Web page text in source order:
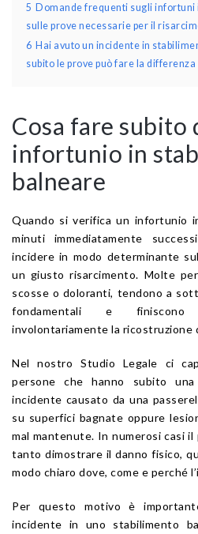
5 Domande frequenti sugli
sulle prove necessarie per il
6 Hai avuto un incidente in
subito le prove può fare la differenza
Cosa fare subito
infortunio in
balneare
Quando si verifica un infortunio
minuti immediatamente
incidere in modo determinante
un giusto risarcimento. Molte
scosse o doloranti, tendono a
fondamentali e finiscono
involontariamente la ricostruzione
Nel nostro Studio Legale ci
persone che hanno subito
incidente causato da una
su superfici bagnate oppure
mal mantenute. In numerosi casi il
tanto dimostrare il danno fisico,
modo chiaro dove, come e perché
Per questo motivo è
incidente in uno stabilimento